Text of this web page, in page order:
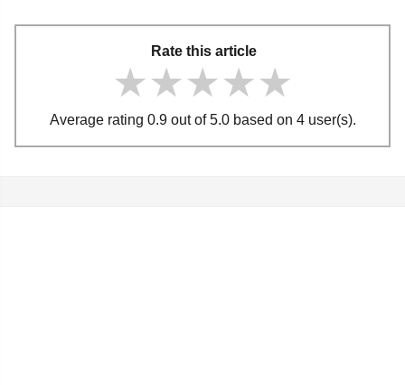
Rate this article
★★★★★
★★★★★
★★★★★
Average rating 0.9 out of 5.0 based on 4 user(s).